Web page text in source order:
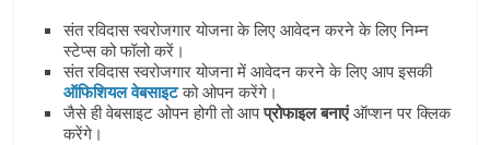
संत रविदास स्‍वरोजगार योजना के लिए आवेदन करने के लिए निम्‍न
स्‍टेप्‍स को फॉलो करें।
संत रविदास स्‍वरोजगार योजना में आवेदन करने के लिए आप इसकी
ऑफिशियल वेबसाइटको ओपन करेंगे।
जैसे ही वेबसाइट ओपन होगी तो आपप्रोफाइल बनाएंऑप्‍शन पर क्लिक
करेंगे।